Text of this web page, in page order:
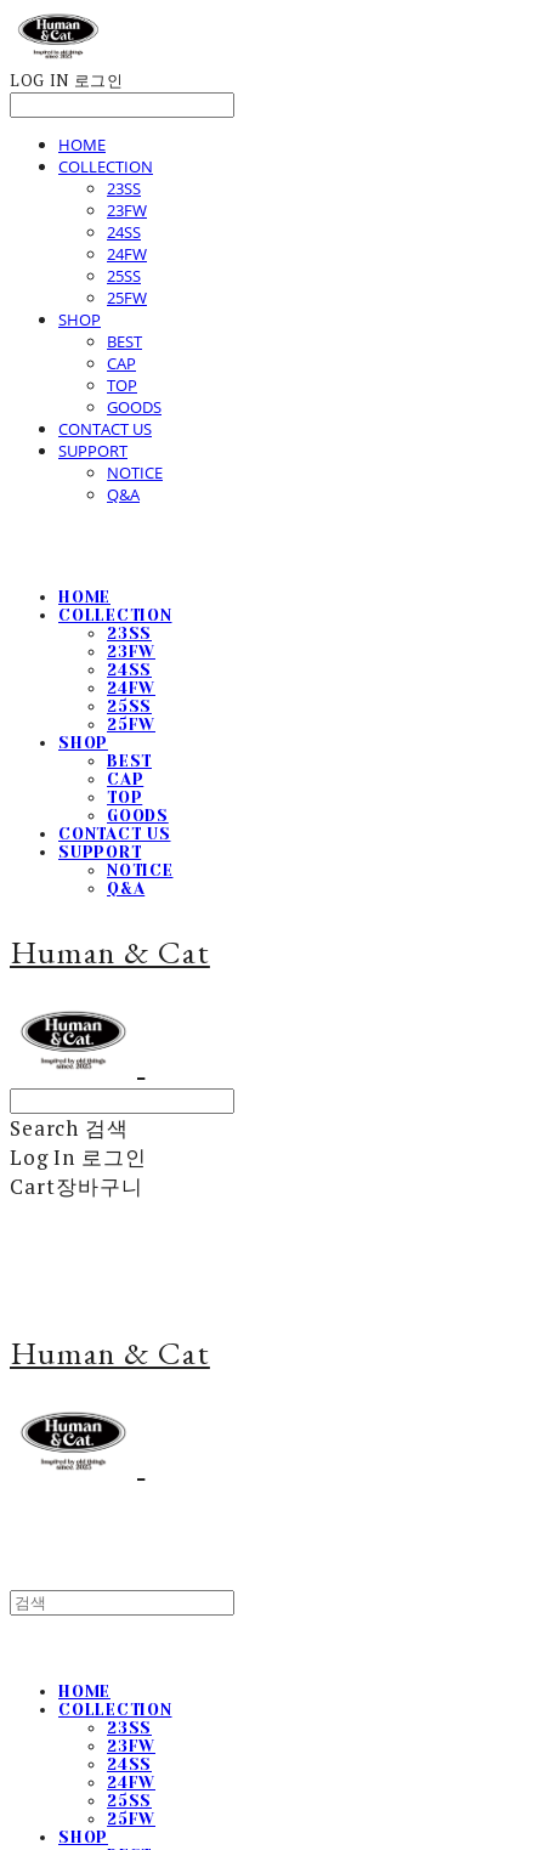
LOG IN 로그인
HOME
COLLECTION
23SS
23FW
24SS
24FW
25SS
25FW
SHOP
BEST
CAP
TOP
GOODS
CONTACT US
SUPPORT
NOTICE
Q&A
HOME
COLLECTION
23SS
23FW
24SS
24FW
25SS
25FW
SHOP
BEST
CAP
TOP
GOODS
CONTACT US
SUPPORT
NOTICE
Q&A
Human & Cat
Search 검색
Log In 로그인
Cart장바구니
Human & Cat
HOME
COLLECTION
23SS
23FW
24SS
24FW
25SS
25FW
SHOP